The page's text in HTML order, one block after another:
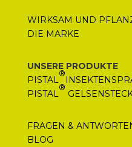
WIRKSAM UND
DIE MARKE
UNSERE PRODUKTE
PISTAL
®
PISTAL
®
FRAGEN &
BLOG